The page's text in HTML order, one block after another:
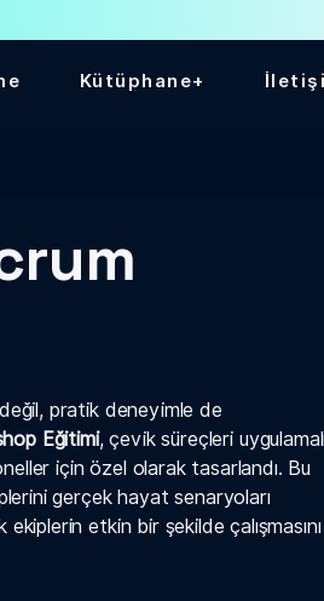
Kütüphane+
pratik deneyimle de
Eğitimi, çevik süreçleri uygulamalı
için özel olarak tasarlandı. Bu
gerçek hayat senaryoları
etkin bir şekilde çalışmasını